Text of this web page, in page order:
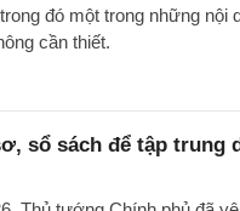
đó một trong những nội
cần thiết.
sổ sách để tập trung